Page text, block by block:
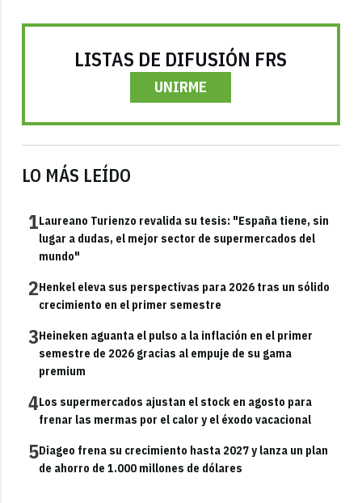
LISTAS DE DIFUSIÓN FRS
UNIRME
LO MÁS LEÍDO
1Laureano Turienzo revalida su tesis: "España tiene, sin
lugar a dudas, el mejor sector de supermercados del
mundo"
2Henkel eleva sus perspectivas para 2026 tras un sólido
crecimiento en el primer semestre
3Heineken aguanta el pulso a la inflación en el primer
semestre de 2026 gracias al empuje de su gama
premium
4Los supermercados ajustan el stock en agosto para
frenar las mermas por el calor y el éxodo vacacional
5Diageo frena su crecimiento hasta 2027 y lanza un plan
de ahorro de 1.000 millones de dólares